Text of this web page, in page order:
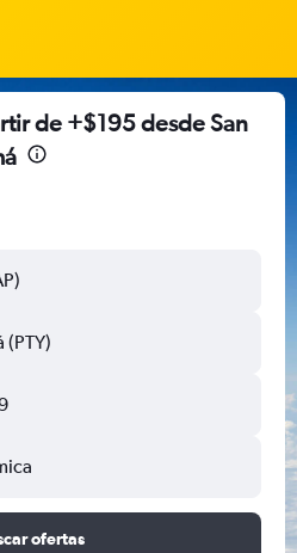
de +$195 desde San
ofertas